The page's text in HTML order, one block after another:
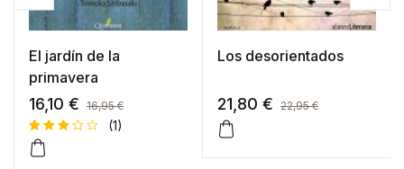
El jardín de la
primavera
16,10 € 16,95€
Valor
1
(1)
Los desorientados
21,80 € 22,95€